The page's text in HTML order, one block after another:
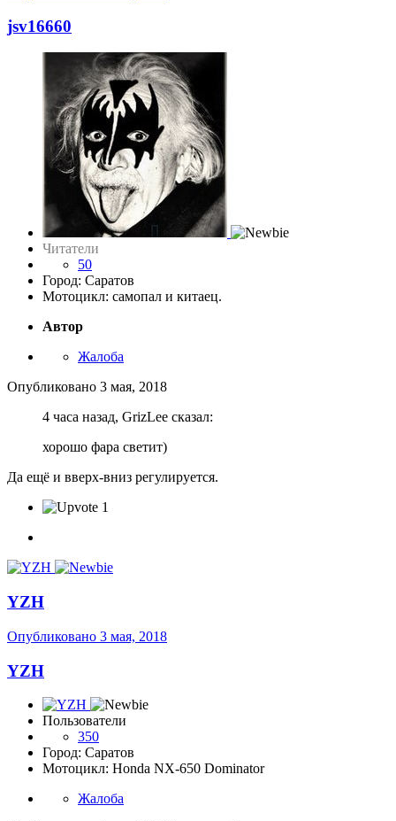
jsv16660
Читатели
50
Город: Саратов
Мотоцикл: самопал и китаец.
Автор
Жалоба
Опубликовано 3 мая, 2018
4 часа назад, GrizLee сказал:
хорошо фара светит)
Да ещё и вверх-вниз регулируется.
1
YZH
Опубликовано 3 мая, 2018
YZH
Пользователи
350
Город: Саратов
Мотоцикл: Honda NX-650 Dominator
Жалоба